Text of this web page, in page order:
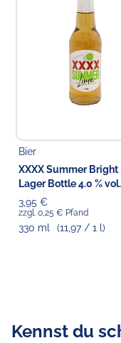
ausgewiesen).
Verantwortlicher
Choppy's Food &
Koldingstr. 1B
22769 Hamburg
Bier
XXXX Summer Bright
Lager Bottle 4.0 % vol.
3,95 €
zzgl. 0,25 € Pfand
330 ml (11,97 / 1 l)
Kennst du